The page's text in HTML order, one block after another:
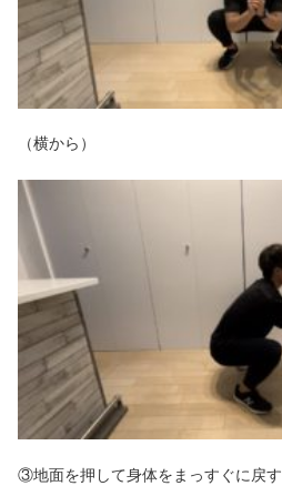
（横から）
③地面を押して身体をまっすぐに戻す